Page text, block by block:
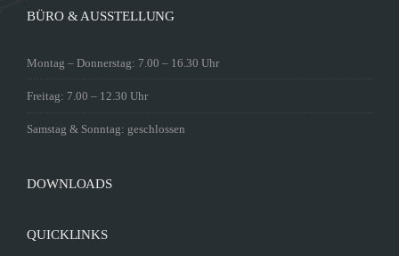
BÜRO & AUSSTELLUNG
Montag – Donnerstag: 7.00 – 16.30 Uhr
Freitag: 7.00 – 12.30 Uhr
Samstag & Sonntag: geschlossen
DOWNLOADS
QUICKLINKS